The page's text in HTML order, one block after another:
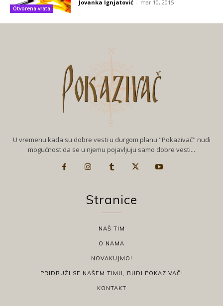
Otvorena vrata
Jovanka Ignjatović - mar 10, 2015
U vremenu kada su dobre vesti u durgom planu "Pokazivač" nudi
mogućnost da se u njemu pojavljuju samo dobre vesti...
Stranice
NAŠ TIM
O NAMA
NOVAKUJMO!
PRIDRUŽI SE NAŠEM TIMU, BUDI POKAZIVAČ!
KONTAKT